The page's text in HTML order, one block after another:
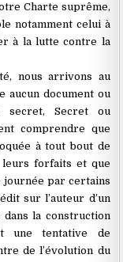
Charte suprême,
notamment celui à
à la lutte contre la
nous arrivons au
aucun document ou
secret, Secret ou
comprendre que
à tout bout de
forfaits et que
journée par certains
sur l’auteur d’un
la construction
une tentative de
de l’évolution du